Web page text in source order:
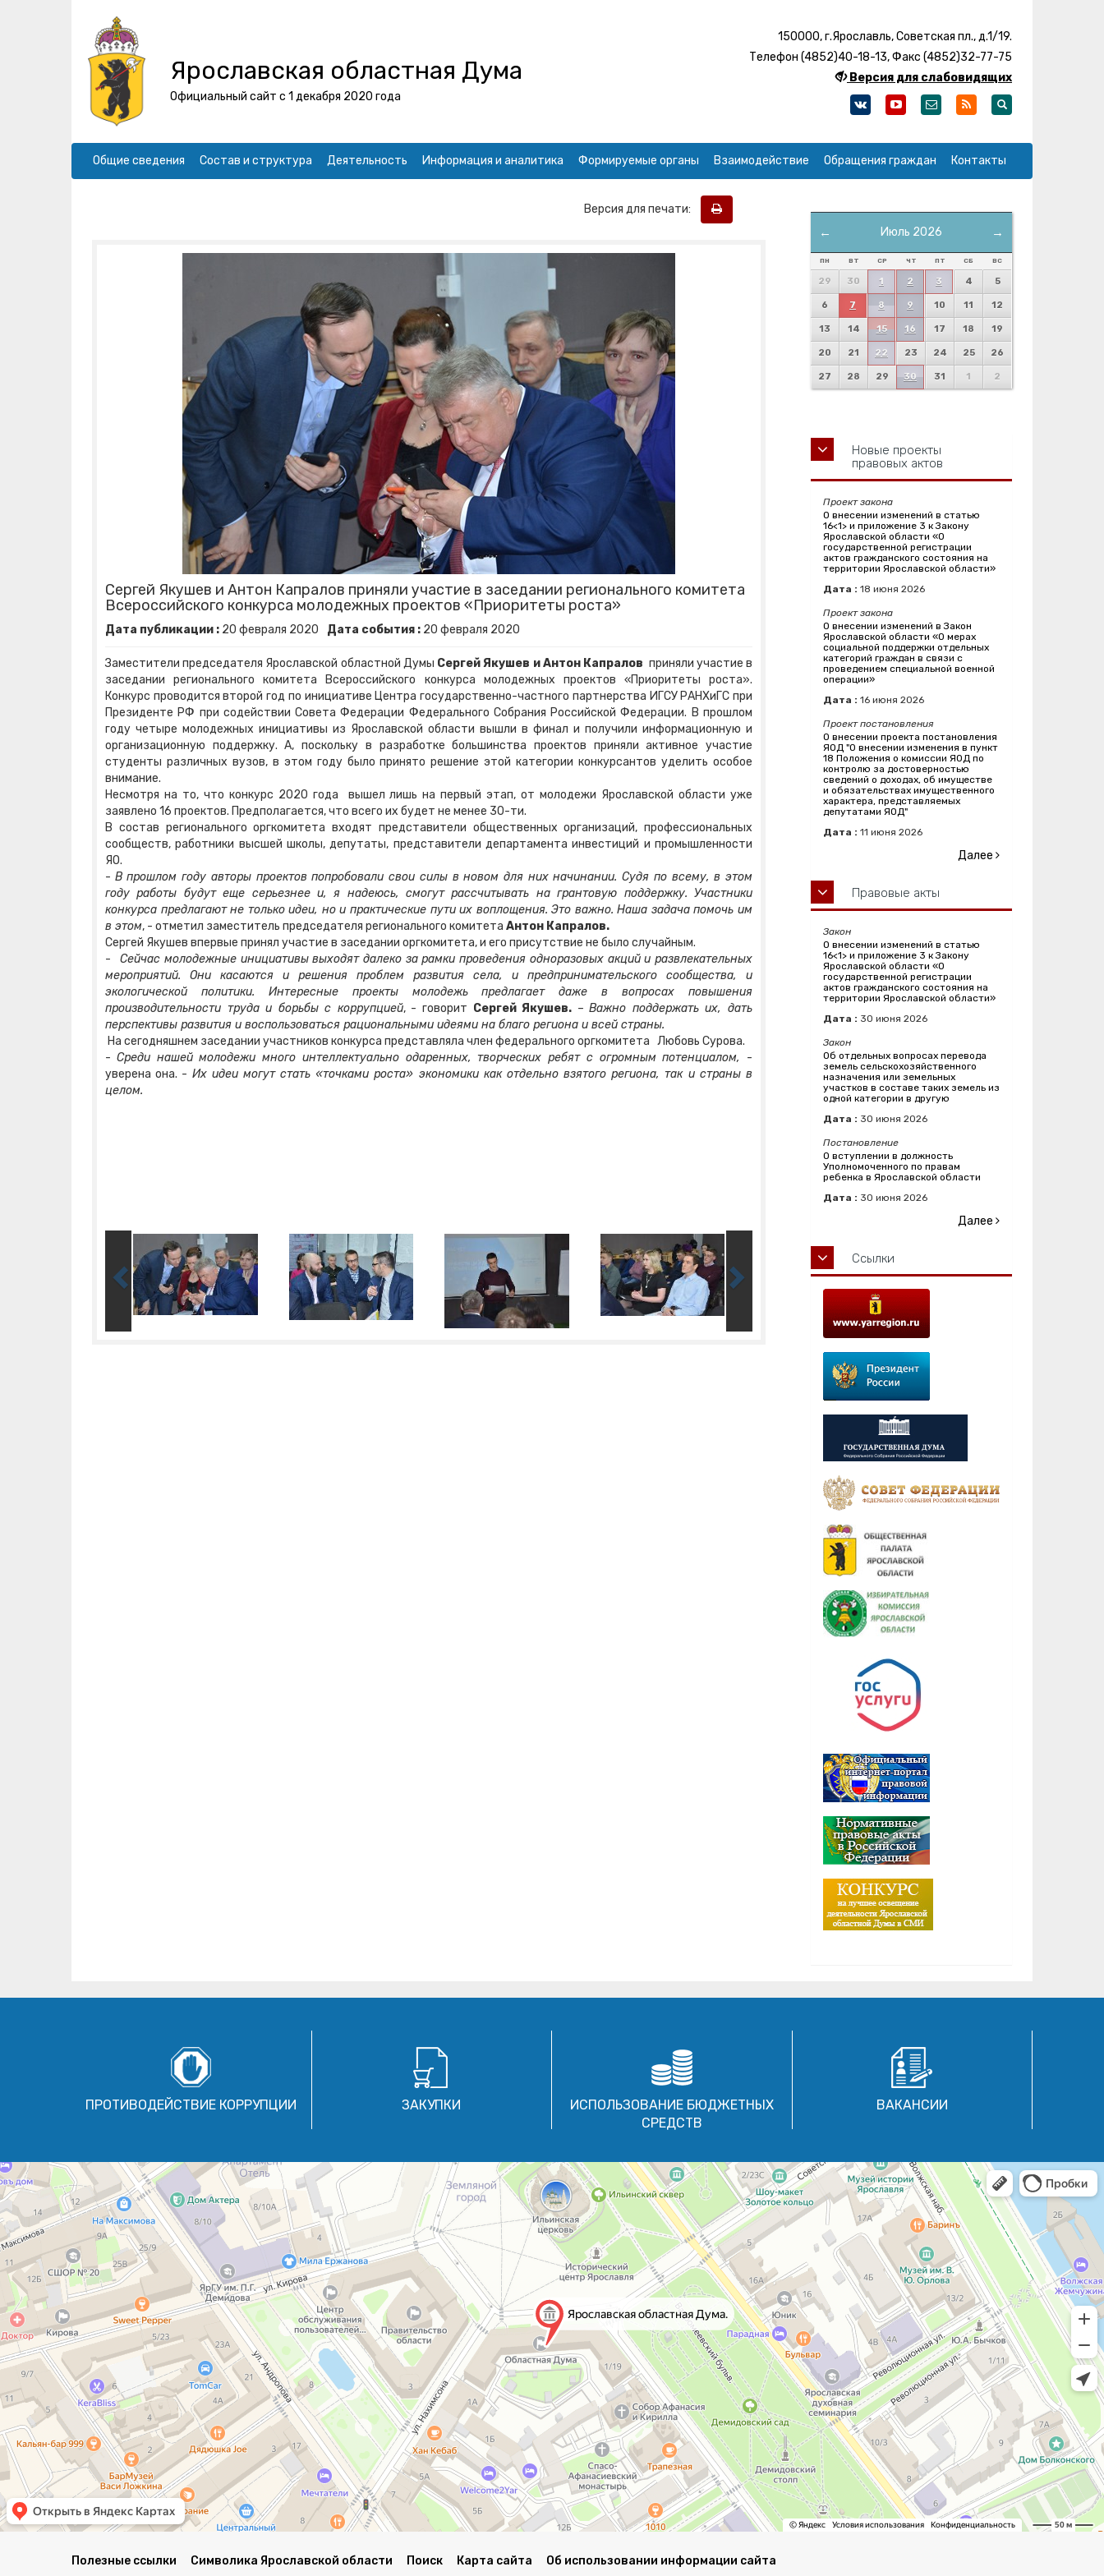
Ярославская областная Дума
Официальный сайт с 1 декабря 2020 года
150000, г.Ярославль, Советская пл., д.1/19.
Телефон (4852)40-18-13, Факс (4852)32-77-75
Версия для слабовидящих
Общие сведения Состав и структура Деятельность Информация и аналитика Формируемые органы Взаимодействие Обращения граждан Контакты
Версия для печати:
Сергей Якушев и Антон Капралов приняли участие в заседании регионального комитета
Всероссийского конкурса молодежных проектов «Приоритеты роста»
Дата публикации : 20 февраля 2020 Дата события : 20 февраля 2020
Заместители председателя Ярославской областной Думы Сергей Якушев и Антон Капралов приняли участие в
заседании регионального комитета Всероссийского конкурса молодежных проектов «Приоритеты роста».
Конкурс проводится второй год по инициативе Центра государственно-частного партнерства ИГСУ РАНХиГС при
Президенте РФ при содействии Совета Федерации Федерального Собрания Российской Федерации. В прошлом
году четыре молодежных инициативы из Ярославской области вышли в финал и получили информационную и
организационную поддержку. А, поскольку в разработке большинства проектов приняли активное участие
студенты различных вузов, в этом году было принято решение этой категории конкурсантов уделить особое
внимание.
Несмотря на то, что конкурс 2020 года вышел лишь на первый этап, от молодежи Ярославской области уже
заявлено 16 проектов. Предполагается, что всего их будет не менее 30-ти.
В состав регионального оргкомитета входят представители общественных организаций, профессиональных
сообществ, работники высшей школы, депутаты, представители департамента инвестиций и промышленности
ЯО.
- В прошлом году авторы проектов попробовали свои силы в новом для них начинании. Судя по всему, в этом
году работы будут еще серьезнее и, я надеюсь, смогут рассчитывать на грантовую поддержку. Участники
конкурса предлагают не только идеи, но и практические пути их воплощения. Это важно. Наша задача помочь им
в этом, - отметил заместитель председателя регионального комитета Антон Капралов.
Сергей Якушев впервые принял участие в заседании оргкомитета, и его присутствие не было случайным.
-Сейчас молодежные инициативы выходят далеко за рамки проведения одноразовых акций и развлекательных
мероприятий. Они касаются и решения проблем развития села, и предпринимательского сообщества, и
экологической политики. Интересные проекты молодежь предлагает даже в вопросах повышения
производительности труда и борьбы с коррупцией, - говорит Сергей Якушев. –Важно поддержать их, дать
перспективы развития и воспользоваться рациональными идеями на благо региона и всей страны.
На сегодняшнем заседании участников конкурса представляла член федерального оргкомитета Любовь Сурова.
- Среди нашей молодежи много интеллектуально одаренных, творческих ребят с огромным потенциалом, -
уверена она. - Их идеи могут стать «точками роста» экономики как отдельно взятого региона, так и страны в
целом.
← →
Июль 2026
ПН ВТ СР ЧТ ПТ СБ ВС
29 30 1 2 3 4 5
6 7 8 9 10 11 12
13 14 15 16 17 18 19
20 21 22 23 24 25 26
27 28 29 30 31 1 2
Новые проекты
правовых актов
Проект закона
О внесении изменений в статью
16<1> и приложение 3 к Закону
Ярославской области «О
государственной регистрации
актов гражданского состояния на
территории Ярославской области»
Дата : 18 июня 2026
Проект закона
О внесении изменений в Закон
Ярославской области «О мерах
социальной поддержки отдельных
категорий граждан в связи с
проведением специальной военной
операции»
Дата : 16 июня 2026
Проект постановления
О внесении проекта постановления
ЯОД "О внесении изменения в пункт
18 Положения о комиссии ЯОД по
контролю за достоверностью
сведений о доходах, об имуществе
и обязательствах имущественного
характера, представляемых
депутатами ЯОД"
Дата : 11 июня 2026
Далее
Правовые акты
Закон
О внесении изменений в статью
16<1> и приложение 3 к Закону
Ярославской области «О
государственной регистрации
актов гражданского состояния на
территории Ярославской области»
Дата : 30 июня 2026
Закон
Об отдельных вопросах перевода
земель сельскохозяйственного
назначения или земельных
участков в составе таких земель из
одной категории в другую
Дата : 30 июня 2026
Постановление
О вступлении в должность
Уполномоченного по правам
ребенка в Ярославской области
Дата : 30 июня 2026
Далее
Ссылки
ПРОТИВОДЕЙСТВИЕ КОРРУПЦИИ ЗАКУПКИ
ИСПОЛЬЗОВАНИЕ БЮДЖЕТНЫХ
СРЕДСТВ
ВАКАНСИИ
Полезные ссылки Символика Ярославской области Поиск Карта сайта Об использовании информации сайта